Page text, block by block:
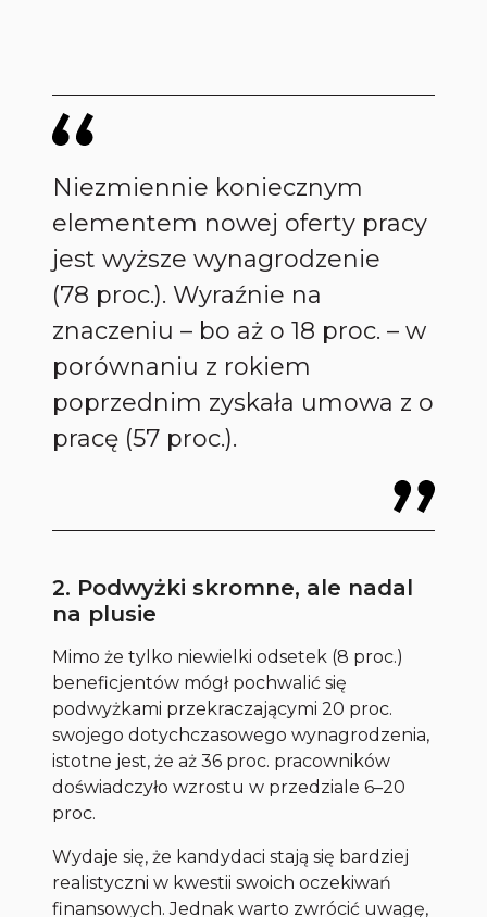
Niezmiennie koniecznym
elementem nowej oferty pracy
jest wyższe wynagrodzenie
(78 proc.). Wyraźnie na
znaczeniu – bo aż o 18 proc. – w
porównaniu z rokiem
poprzednim zyskała umowa z o
pracę (57 proc.).
2. Podwyżki skromne, ale nadal
na plusie
Mimo że tylko niewielki odsetek (8 proc.)
beneficjentów mógł pochwalić się
podwyżkami przekraczającymi 20 proc.
swojego dotychczasowego wynagrodzenia,
istotne jest, że aż 36 proc. pracowników
doświadczyło wzrostu w przedziale 6–20
proc.
Wydaje się, że kandydaci stają się bardziej
realistyczni w kwestii swoich oczekiwań
finansowych. Jednak warto zwrócić uwagę,